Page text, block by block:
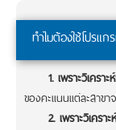
ทำไมต้องใช้โปรแ
1. เพราะวิเครา
ของคะแนนแต่ละสาข
2. เพราะวิเคร